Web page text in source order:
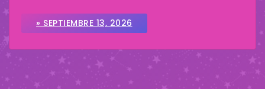
» SEPTIEMBRE 13, 2026